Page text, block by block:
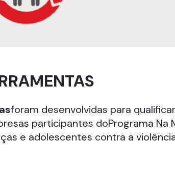
foram desenvolvidas para
participantes doPrograma Na
e adolescentes contra a